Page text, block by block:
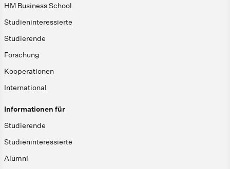
HM Business School
Studieninteressierte
Studierende
Forschung
Kooperationen
International
Informationen für
Studierende
Studieninteressierte
Alumni